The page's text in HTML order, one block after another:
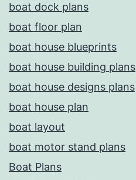
boat dock plans
boat floor plan
boat house blueprints
boat house building plans
boat house designs plans
boat house plan
boat layout
boat motor stand plans
Boat Plans